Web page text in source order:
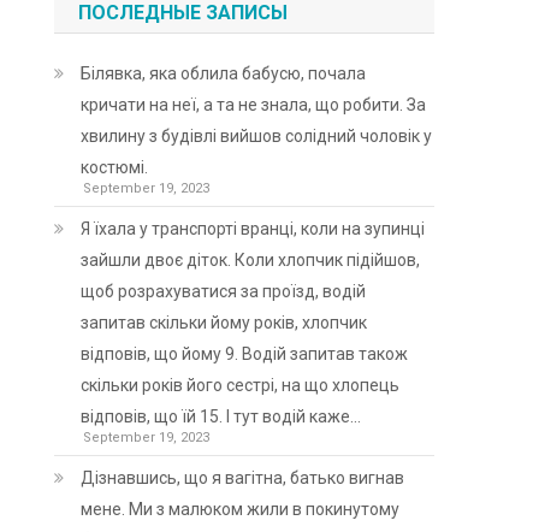
ПОСЛЕДНЫЕ ЗАПИСЫ
Білявка, яка облила бабусю, почала
кричати на неї, а та не знала, що робити. За
хвилину з будівлі вийшов солідний чоловік у
костюмі.
September 19, 2023
Я їхала у транспорті вранці, коли на зупинці
зайшли двоє діток. Коли хлопчик підійшов,
щоб розрахуватися за проїзд, водій
запитав скільки йому років, хлопчик
відповів, що йому 9. Водій запитав також
скільки років його сестрі, на що хлопець
відповів, що їй 15. І тут водій каже…
September 19, 2023
Дізнавшись, що я вагітна, батько вигнав
мене. Ми з малюком жили в покинутому